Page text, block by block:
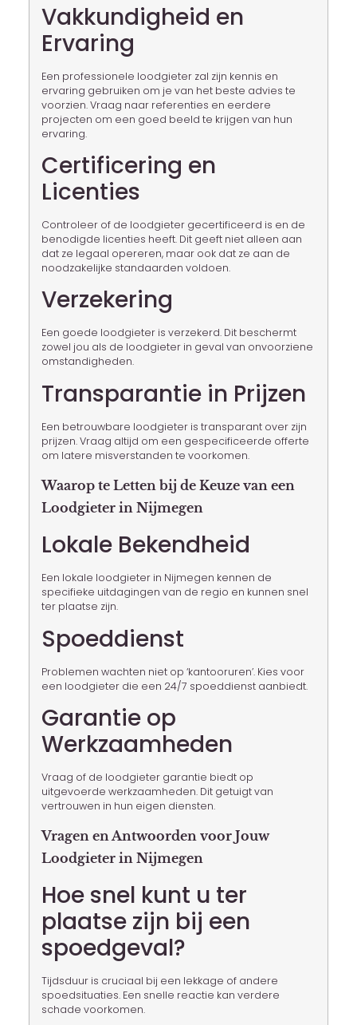
Vakkundigheid en
Ervaring
Een professionele loodgieter zal zijn kennis en
ervaring gebruiken om je van het beste advies te
voorzien. Vraag naar referenties en eerdere
projecten om een goed beeld te krijgen van hun
ervaring.
Certificering en
Licenties
Controleer of de loodgieter gecertificeerd is en de
benodigde licenties heeft. Dit geeft niet alleen aan
dat ze legaal opereren, maar ook dat ze aan de
noodzakelijke standaarden voldoen.
Verzekering
Een goede loodgieter is verzekerd. Dit beschermt
zowel jou als de loodgieter in geval van onvoorziene
omstandigheden.
Transparantie in Prijzen
Een betrouwbare loodgieter is transparant over zijn
prijzen. Vraag altijd om een gespecificeerde offerte
om latere misverstanden te voorkomen.
Waarop te Letten bij de Keuze van een
Loodgieter in Nijmegen
Lokale Bekendheid
Een lokale loodgieter in Nijmegen kennen de
specifieke uitdagingen van de regio en kunnen snel
ter plaatse zijn.
Spoeddienst
Problemen wachten niet op ‘kantooruren’. Kies voor
een loodgieter die een 24/7 spoeddienst aanbiedt.
Garantie op
Werkzaamheden
Vraag of de loodgieter garantie biedt op
uitgevoerde werkzaamheden. Dit getuigt van
vertrouwen in hun eigen diensten.
Vragen en Antwoorden voor Jouw
Loodgieter in Nijmegen
Hoe snel kunt u ter
plaatse zijn bij een
spoedgeval?
Tijdsduur is cruciaal bij een lekkage of andere
spoedsituaties. Een snelle reactie kan verdere
schade voorkomen.